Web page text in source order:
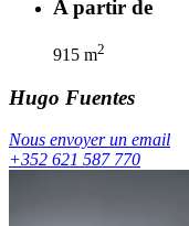
A partir de
915 m2
Hugo Fuentes
Nous envoyer un email
+352 621 587 770